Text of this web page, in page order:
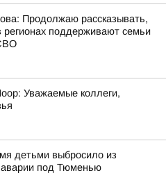
Продолжаю рассказывать,
регионах поддерживают семьи
Уважаемые коллеги,
детьми выбросило из
под Тюменью